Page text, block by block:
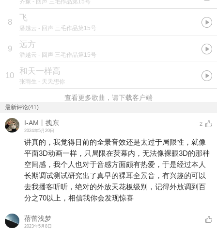
齐豫 - 回声 三毛作品第15号
8 飞
潘越云 - 回声 三毛作品第15号
9 远方
潘越云 - 回声 三毛作品第15号
10 和天一样高
张雨生 - 天天想你
查看更多歌曲，请下载客户端
最新评论(41)
I-AM丨拽东
2024年5月20日
2
讲真的，我觉得目前的全景音效还是太过于局限性，就像
平面3D动画一样，只局限在荧幕内，无法像裸眼3D的那种
空间感，我个人也对于音感方面颇有热爱，于是经过本人
长期调试测试研究出了真早的裸耳全景音，有兴趣的可以
去我播客听听，绝对的外放天花板级别，记得外放调到百
分之70以上，相信我你会发现惊喜
蓓蕾浅梦
2023年5月8日